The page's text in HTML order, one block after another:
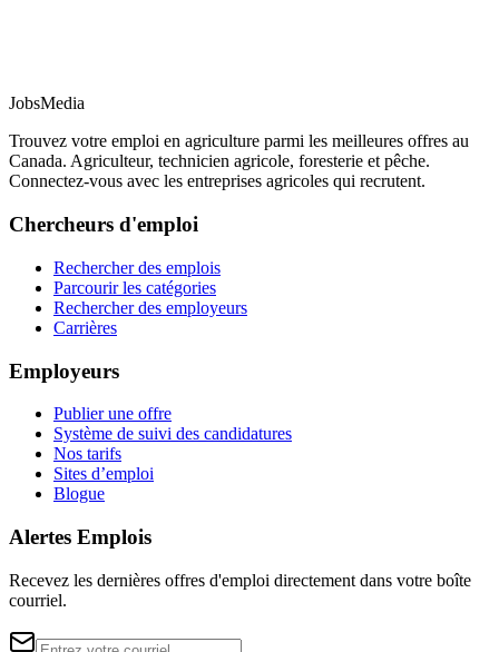
JobsMedia
Trouvez votre emploi en agriculture parmi les meilleures offres au
Canada. Agriculteur, technicien agricole, foresterie et pêche.
Connectez-vous avec les entreprises agricoles qui recrutent.
Chercheurs d'emploi
Rechercher des emplois
Parcourir les catégories
Rechercher des employeurs
Carrières
Employeurs
Publier une offre
Système de suivi des candidatures
Nos tarifs
Sites d’emploi
Blogue
Alertes Emplois
Recevez les dernières offres d'emploi directement dans votre boîte
courriel.